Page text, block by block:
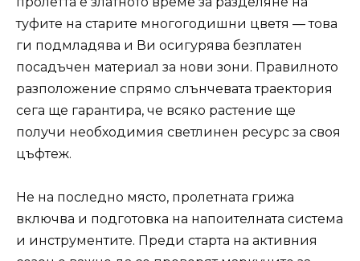
туфите на старите многогодишни цветя — това
ги подмладява и Ви осигурява безплатен
посадъчен материал за нови зони. Правилното
разположение спрямо слънчевата траектория
сега ще гарантира, че всяко растение ще
получи необходимия светлинен ресурс за своя
цъфтеж.
Не на последно място, пролетната грижа
включва и подготовка на напоителната система
и инструментите. Преди старта на активния